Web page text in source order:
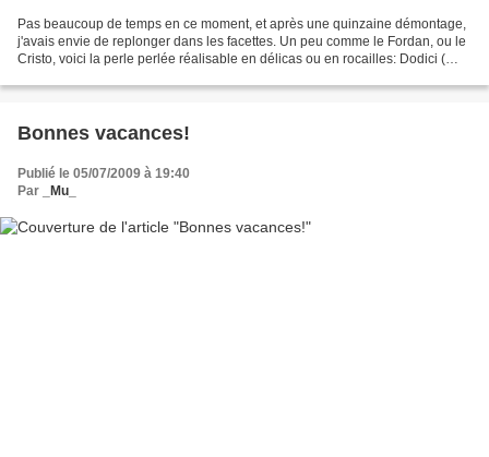
Pas beaucoup de temps en ce moment, et après une quinzaine démontage,
j'avais envie de replonger dans les facettes. Un peu comme le Fordan, ou le
Cristo, voici la perle perlée réalisable en délicas ou en rocailles: Dodici (
Bonnes vacances!
Publié le 05/07/2009 à 19:40
Par
_Mu_